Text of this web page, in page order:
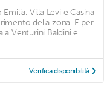
Villa Levi e Casina
della zona. E per
a Venturini Baldini e
Verifica disponibilità